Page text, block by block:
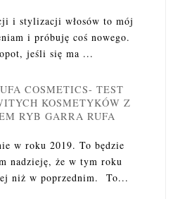
i stylizacji włosów to mój
i próbuję coś nowego.
jeśli się ma ...
COSMETICS- TEST
KOSMETYKÓW Z
RYB GARRA RUFA
w roku 2019. To będzie
nadzieję, że w tym roku
niż w poprzednim. To...